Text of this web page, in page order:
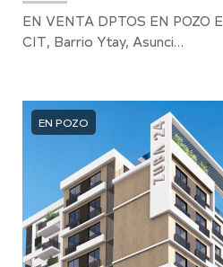
EN VENTA DPTOS EN POZO
CIT, Barrio Ytay, Asunci…
EN POZO